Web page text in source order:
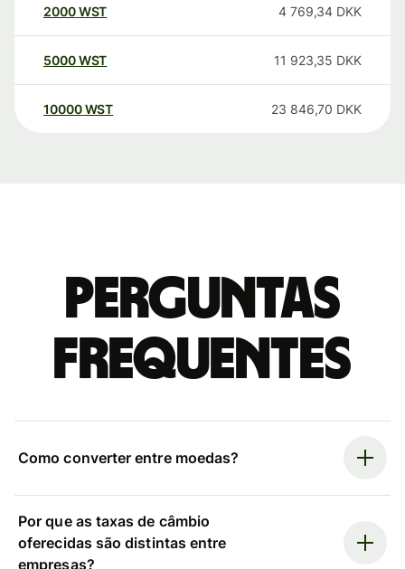
2000WST 4 769,34 DKK
5000WST 11 923,35 DKK
10000 WST 23 846,70 DKK
Perguntas
frequentes
Como converter entre moedas?
Por que as taxas de câmbio
oferecidas são distintas entre
empresas?